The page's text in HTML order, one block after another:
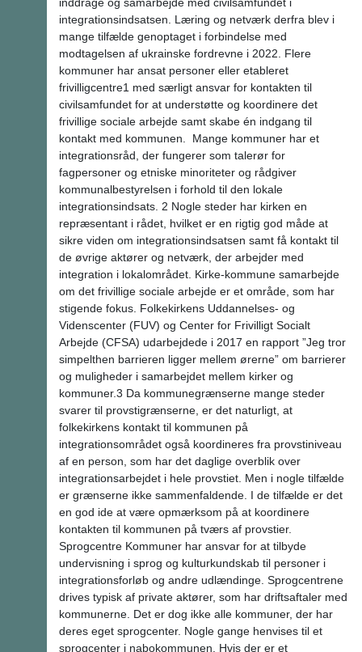
integrationsindsatsen. Læring og netværk derfra blev i
mange tilfælde genoptaget i forbindelse med
modtagelsen af ukrainske fordrevne i 2022. Flere
kommuner har ansat personer eller etableret
frivilligcentre1 med særligt ansvar for kontakten til
civilsamfundet for at understøtte og koordinere det
frivillige sociale arbejde samt skabe én indgang til
kontakt med kommunen. Mange kommuner har et
integrationsråd, der fungerer som talerør for
fagpersoner og etniske minoriteter og rådgiver
kommunalbestyrelsen i forhold til den lokale
integrationsindsats. 2 Nogle steder har kirken en
repræsentant i rådet, hvilket er en rigtig god måde at
sikre viden om integrationsindsatsen samt få kontakt til
de øvrige aktører og netværk, der arbejder med
integration i lokalområdet. Kirke-kommune samarbejde
om det frivillige sociale arbejde er et område, som har
stigende fokus. Folkekirkens Uddannelses- og
Videnscenter (FUV) og Center for Frivilligt Socialt
Arbejde (CFSA) udarbejdede i 2017 en rapport ”Jeg tror
simpelthen barrieren ligger mellem ørerne” om barrierer
og muligheder i samarbejdet mellem kirker og
kommuner.3 Da kommunegrænserne mange steder
svarer til provstigrænserne, er det naturligt, at
folkekirkens kontakt til kommunen på
integrationsområdet også koordineres fra provstiniveau
af en person, som har det daglige overblik over
integrationsarbejdet i hele provstiet. Men i nogle tilfælde
er grænserne ikke sammenfaldende. I de tilfælde er det
en god ide at være opmærksom på at koordinere
kontakten til kommunen på tværs af provstier.
Sprogcentre Kommuner har ansvar for at tilbyde
undervisning i sprog og kulturkundskab til personer i
integrationsforløb og andre udlændinge. Sprogcentrene
drives typisk af private aktører, som har driftsaftaler med
kommunerne. Det er dog ikke alle kommuner, der har
deres eget sprogcenter. Nogle gange henvises til et
sprogcenter i nabokommunen. Hvis der er et